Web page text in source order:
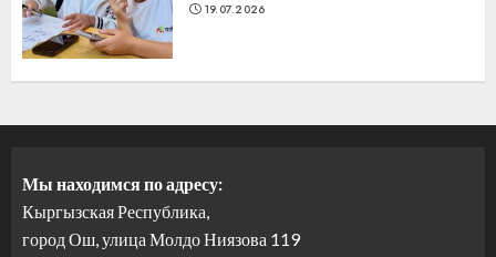
19.07.2026
Мы находимся по адресу:
Кыргызская Республика,
город Ош, улица Молдо Ниязова 119